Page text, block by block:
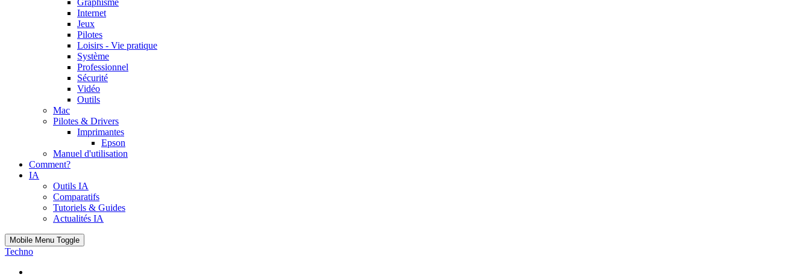
Graphisme
Internet
Jeux
Pilotes
Loisirs - Vie pratique
Système
Professionnel
Sécurité
Vidéo
Outils
Mac
Pilotes & Drivers
Imprimantes
Epson
Manuel d'utilisation
Comment?
IA
Outils IA
Comparatifs
Tutoriels & Guides
Actualités IA
Mobile Menu Toggle
Techno